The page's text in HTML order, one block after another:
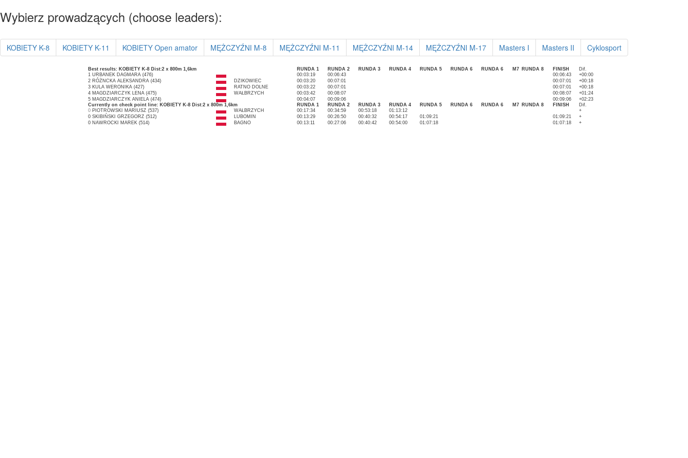
Wybierz prowadzących (choose leaders):
KOBIETY K-8 KOBIETY K-11 KOBIETY Open amator MĘŻCZYŹNI M-8 MĘŻCZYŹNI M-11 MĘŻCZYŹNI M-14 MĘŻCZYŹNI M-17 Masters I Masters II Cyklosport
Best results: KOBIETY K-8 Dist:2 x 800m 1,6km RUNDA 1 RUNDA 2 RUNDA 3 RUNDA 4 RUNDA 5 RUNDA 6 RUNDA 6 M7 RUNDA 8 FINISH
Dif.
1 URBANEK DAGMARA (476) 00:03:19 00:06:43 00:06:43
+00:00
2 RÓŻNCKA ALEKSANDRA (434) DZIKOWIEC 00:03:20 00:07:01 00:07:01
+00:18
3 KULA WERONIKA (427) RATNO DOLNE 00:03:22 00:07:01 00:07:01
+00:18
4 MAGDZIARCZYK LENA (475) WAŁBRZYCH 00:03:42 00:08:07 00:08:07
+01:24
5 MAGDZIARCZYK ANIELA (474) 00:04:07 00:09:06 00:09:06
+02:23
Currently on check point line: KOBIETY K-8 Dist:2 x 800m 1,6km
RUNDA 1 RUNDA 2 RUNDA 3 RUNDA 4 RUNDA 5 RUNDA 6 RUNDA 6 M7 RUNDA 8 FINISH
Dif.
0 PIOTROWSKI MARIUSZ (537) WAŁBRZYCH 00:17:34 00:34:59 00:53:18 01:13:12
+
0 SKIBIŃSKI GRZEGORZ (512) LUBOMIN 00:13:29 00:26:50 00:40:32 00:54:17 01:09:21 01:09:21
+
0 NAWROCKI MAREK (514) BAGNO 00:13:11 00:27:06 00:40:42 00:54:00 01:07:18 01:07:18 +